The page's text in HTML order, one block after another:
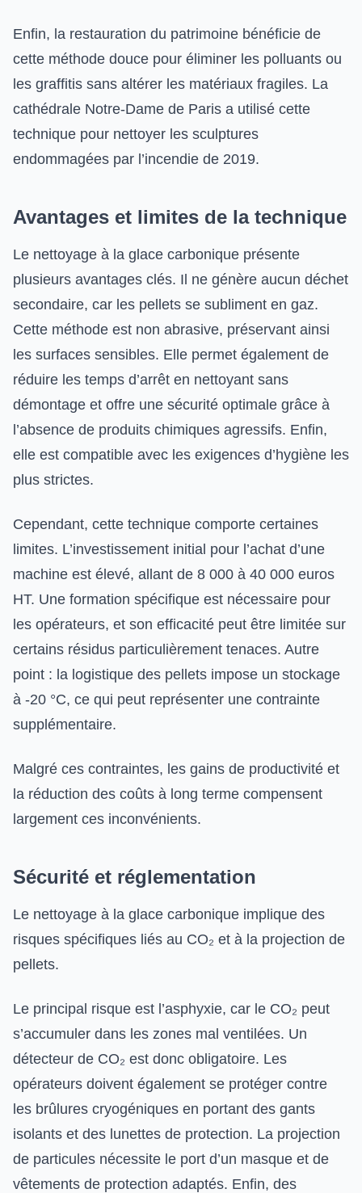
Enfin, la restauration du patrimoine bénéficie de
cette méthode douce pour éliminer les polluants ou
les graffitis sans altérer les matériaux fragiles. La
cathédrale Notre-Dame de Paris a utilisé cette
technique pour nettoyer les sculptures
endommagées par l’incendie de 2019.
Avantages et limites de la technique
Le nettoyage à la glace carbonique présente
plusieurs avantages clés. Il ne génère aucun déchet
secondaire, car les pellets se subliment en gaz.
Cette méthode est non abrasive, préservant ainsi
les surfaces sensibles. Elle permet également de
réduire les temps d’arrêt en nettoyant sans
démontage et offre une sécurité optimale grâce à
l’absence de produits chimiques agressifs. Enfin,
elle est compatible avec les exigences d’hygiène les
plus strictes.
Cependant, cette technique comporte certaines
limites. L’investissement initial pour l’achat d’une
machine est élevé, allant de 8 000 à 40 000 euros
HT. Une formation spécifique est nécessaire pour
les opérateurs, et son efficacité peut être limitée sur
certains résidus particulièrement tenaces. Autre
point : la logistique des pellets impose un stockage
à -20 °C, ce qui peut représenter une contrainte
supplémentaire.
Malgré ces contraintes, les gains de productivité et
la réduction des coûts à long terme compensent
largement ces inconvénients.
Sécurité et réglementation
Le nettoyage à la glace carbonique implique des
risques spécifiques liés au CO₂ et à la projection de
pellets.
Le principal risque est l’asphyxie, car le CO₂ peut
s’accumuler dans les zones mal ventilées. Un
détecteur de CO₂ est donc obligatoire. Les
opérateurs doivent également se protéger contre
les brûlures cryogéniques en portant des gants
isolants et des lunettes de protection. La projection
de particules nécessite le port d’un masque et de
vêtements de protection adaptés. Enfin, des